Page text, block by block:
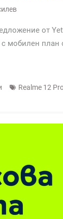
от
мобилен план
Realme 12